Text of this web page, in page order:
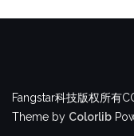
Fangstar科技版权所有
Theme by Colorlib